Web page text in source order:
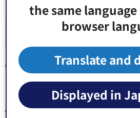
the same
browser
Translate and
Displayed in
【パンフレット】非木造建築物
業のご案内（PDF：5,038KB）（
す）
【要綱】江東区耐震化アドバイ